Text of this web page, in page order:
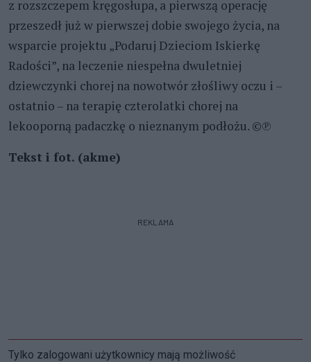
z rozszczepem kręgosłupa, a pierwszą operację
przeszedł już w pierwszej dobie swojego życia, na
wsparcie projektu „Podaruj Dzieciom Iskierkę
Radości”, na leczenie niespełna dwuletniej
dziewczynki chorej na nowotwór złośliwy oczu i –
ostatnio – na terapię czterolatki chorej na
lekooporną padaczkę o nieznanym podłożu. ©℗
Tekst i fot. (akme)
REKLAMA
Tylko zalogowani użytkownicy mają możliwość